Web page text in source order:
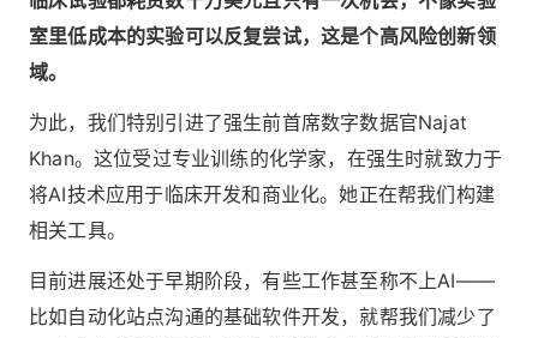
室里低成本的实验可以反复尝试，这是个高风险创新领
域。
为此，我们特别引进了强生前首席数字数据官Najat
Khan。这位受过专业训练的化学家，在强生时就致力于
将AI技术应用于临床开发和商业化。她正在帮我们构建
相关工具。
目前进展还处于早期阶段，有些工作甚至称不上AI——
比如自动化站点沟通的基础软件开发，就帮我们减少了